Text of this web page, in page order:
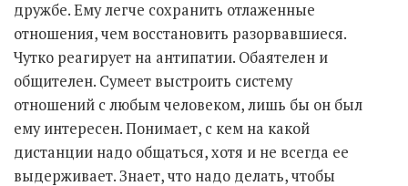
дружбе. Ему легче сохранить отлаженные
отношения, чем восстановить разорвавшиеся.
Чутко реагирует на антипатии. Обаятелен и
общителен. Сумеет выстроить систему
отношений с любым человеком, лишь бы он был
ему интересен. Понимает, с кем на какой
дистанции надо общаться, хотя и не всегда ее
выдерживает. Знает, что надо делать, чтобы